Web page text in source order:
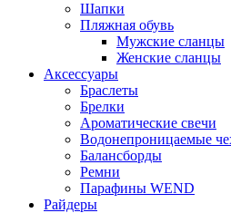
Шапки
Пляжная обувь
Мужские сланцы
Женские сланцы
Аксессуары
Браслеты
Брелки
Ароматические свечи
Водонепроницаемые
Балансборды
Ремни
Парафины WEND
Райдеры